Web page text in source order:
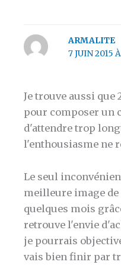
ARMALITE
7 JUIN 2015
Je trouve aussi que
pour composer un
d'attendre trop
l'enthousiasme ne
Le seul
meilleure image
quelques mois
retrouve l'envie
je pourrais
vais bien finir par